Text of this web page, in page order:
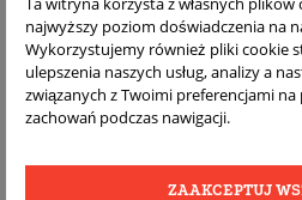
WYSYŁKA
ZWROT
najwyższy poziom doświadczenia na
Wykorzystujemy również pliki cookie
ulepszenia naszych usług, analizy a
związanych z Twoimi preferencjami
zachowań podczas nawigacji.
ZAAKCEPTUJ